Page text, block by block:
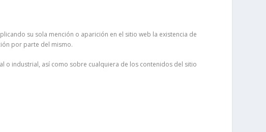
su sola mención o aparición en el sitio web la existencia de
por parte del mismo.
industrial, así como sobre cualquiera de los contenidos del sitio